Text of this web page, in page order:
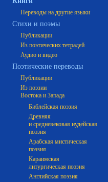
Переводы на другие языки
Cтихи и поэмы
Публикации
Из поэтических тетрадей
Аудио и видео
Поэтические переводы
Публикации
Из поэзии
Востока и Запада
Библейская поэзия
Древняя
и средневековая иудейская
поэзия
Арабская мистическая
поэзия
Караимская
литургическая поэзия
Английская поэзия